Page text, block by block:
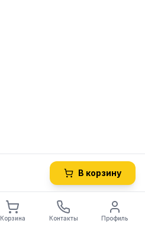
В корзину
Корзина Контакты Профиль